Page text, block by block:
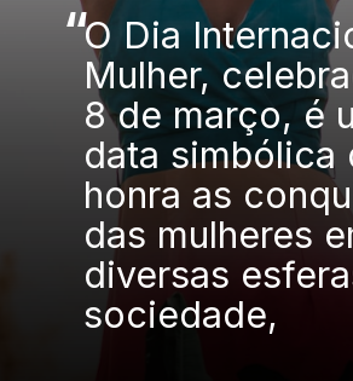
O Dia
Mulher,
8 de março, é
data simbólica
honra as
das mulheres
diversas
sociedade,
“